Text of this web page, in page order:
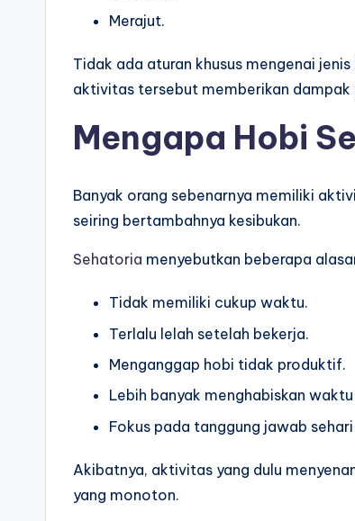
Merajut.
Tidak ada aturan khusus mengenai
aktivitas tersebut memberikan
Mengapa Hobi
Banyak orang sebenarnya memiliki
seiring bertambahnya kesibukan.
Sehatoria menyebutkan beberapa
Tidak memiliki cukup waktu.
Terlalu lelah setelah bekerja.
Menganggap hobi tidak produktif.
Lebih banyak menghabiskan
Fokus pada tanggung jawab
Akibatnya, aktivitas yang dulu
yang monoton.